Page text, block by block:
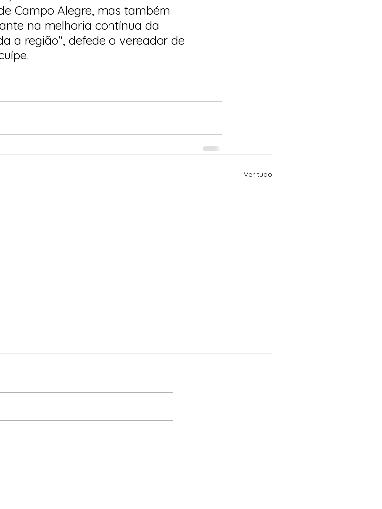
Campo Alegre, mas também
na melhoria contínua da
a região", defede o vereador de
Ver tudo